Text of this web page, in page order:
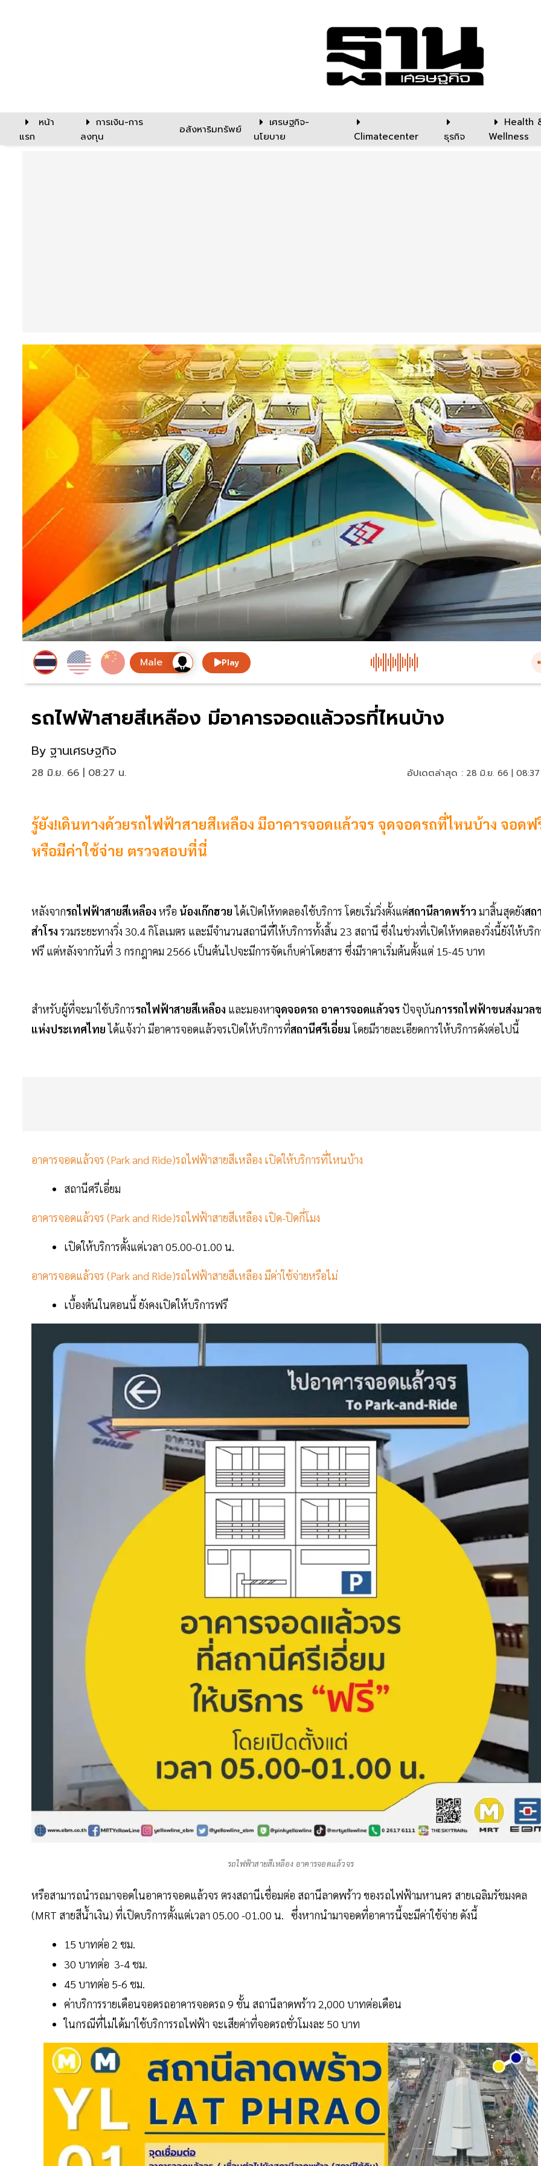
หน้า
แรก
การเงิน-การ
ลงทุน
อสังหาริมทรัพย์
เศรษฐกิจ-
นโยบาย
Climatecenter ธุรกิจ
Health
Wellness
Play
รถไฟฟ้าสายสีเหลือง มีอาคารจอดแล้วจรที่ไหนบ้าง
By ฐานเศรษฐกิจ
28 มิ.ย. 66 | 08:27 น. อัปเดตล่าสุด : 28 มิ.ย. 66 |
รู้ยัง!เดินทางด้วยรถไฟฟ้าสายสีเหลือง มีอาคารจอดแล้วจร จุดจอดรถที่ไหนบ้าง จอดฟ
หรือมีค่าใช้จ่าย ตรวจสอบที่นี่
หลังจากรถไฟฟ้าสายสีเหลือง หรือ น้องเก๊กฮวยได้เปิดให้ทดลองใช้บริการ โดยเริ่มวิ่งตั้งแต่สถานีลาดพร้าว มาสิ้นสุดยังสถ
สำโรง รวมระยะทางวิ่ง 30.4 กิโลเมตร และมีจำนวนสถานีที่ให้บริการทั้งสิ้น 23 สถานี ซึ่งในช่วงที่เปิดให้ทดลองวิ่งนี้ยังให้บริก
ฟรี แต่หลังจากวันที่ 3 กรกฎาคม 2566 เป็นต้นไปจะมีการจัดเก็บค่าโดยสาร ซึ่งมีราคาเริ่มต้นตั้งแต่ 15-45 บาท
สำหรับผู้ที่จะมาใช้บริการรถไฟฟ้าสายสีเหลือง และมองหาจุดจอดรถ อาคารจอดแล้วจรปัจจุบันการรถไฟฟ้าขนส่งมวล
แห่งประเทศไทยได้แจ้งว่า มีอาคารจอดแล้วจรเปิดให้บริการที่สถานีศรีเอี่ยมโดยมีรายละเอียดการให้บริการดังต่อไปนี้
อาคารจอดแล้วจร (Park and Ride)รถไฟฟ้าสายสีเหลือง เปิดให้บริการที่ไหนบ้าง
สถานีศรีเอี่ยม
อาคารจอดแล้วจร (Park and Ride)รถไฟฟ้าสายสีเหลือง เปิด-ปิดกี่โมง
เปิดให้บริการตั้งแต่เวลา 05.00-01.00 น.
อาคารจอดแล้วจร (Park and Ride)รถไฟฟ้าสายสีเหลือง มีค่าใช้จ่ายหรือไม่
เบื้องต้นในตอนนี้ ยังคงเปิดให้บริการฟรี
รถไฟฟ้าสายสีเหลือง อาคารจอดแล้วจร
หรือสามารถนำรถมาจอดในอาคารจอดแล้วจร ตรงสถานีเชื่อมต่อ สถานีลาดพร้าว ของรถไฟฟ้ามหานคร สายเฉลิมรัชมงคล
(MRT สายสีน้ำเงิน) ที่เปิดบริการตั้งแต่เวลา 05.00 -01.00 น. ซึ่งหากนำมาจอดที่อาคารนี้จะมีค่าใช้จ่าย ดังนี้
15 บาทต่อ 2 ชม.
30 บาทต่อ 3-4 ชม.
45 บาทต่อ 5-6 ชม.
ค่าบริการรายเดือนจอดรถอาคารจอดรถ 9 ชั้น สถานีลาดพร้าว 2,000 บาทต่อเดือน
ในกรณีที่ไม่ได้มาใช้บริการรถไฟฟ้า จะเสียค่าที่จอดรถชั่วโมงละ 50 บาท